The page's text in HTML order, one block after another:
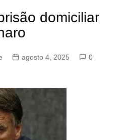
domiciliar
agosto 4, 2025
0